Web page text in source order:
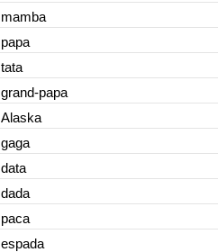
mamba
papa
tata
grand-papa
Alaska
gaga
data
dada
paca
espada